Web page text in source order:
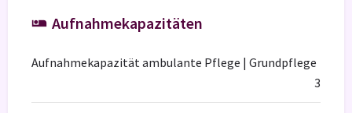
Aufnahmekapazitäten
Aufnahmekapazität ambulante Pflege | Grundpflege
3